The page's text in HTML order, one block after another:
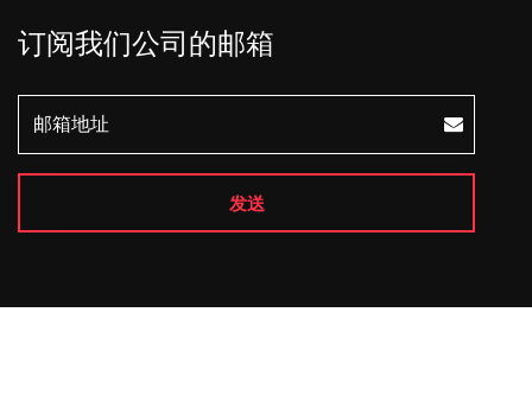
订阅我们公司的邮箱
发送